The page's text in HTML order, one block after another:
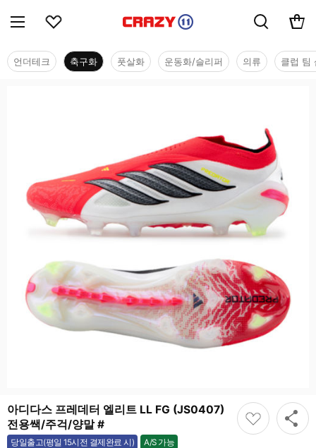
언더테크 축구화 풋살화 운동화/슬리퍼 의류 클럽 팀
아디다스 프레데터 엘리트 LL FG (JS0407)
전용쌕/주걱/양말 #
당일출고(평일 15시전 결제완료 시) A/S 가능
가능